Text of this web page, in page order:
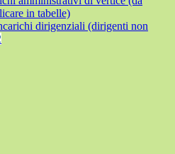
in tabelle)
dirigenziali (dirigenti non